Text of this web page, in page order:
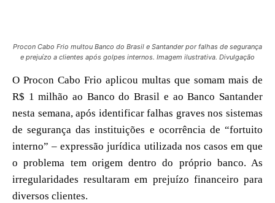
Procon Cabo Frio multou Banco do Brasil e Santander por falhas de segurança
e prejuízo a clientes após golpes internos. Imagem ilustrativa. Divulgação
O Procon Cabo Frio aplicou multas que somam mais de
R$ 1 milhão ao Banco do Brasil e ao Banco Santander
nesta semana, após identificar falhas graves nos sistemas
de segurança das instituições e ocorrência de “fortuito
interno” – expressão jurídica utilizada nos casos em que
o problema tem origem dentro do próprio banco. As
irregularidades resultaram em prejuízo financeiro para
diversos clientes.